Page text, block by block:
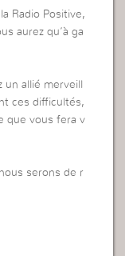
Radio Positive,
aurez qu’à ga
allié merveill
ces difficultés,
que vous fera v
serons de r